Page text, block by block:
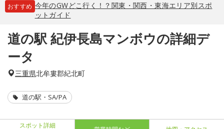
おすすめ 今年のGWどこ行く！？関東・関西・東海エリア別スポ
ットガイド
道の駅 紀伊長島マンボウの詳細デ
ータ
三重県北牟婁郡紀北町
道の駅・SA/PA
スポット詳細